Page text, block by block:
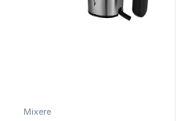
Mixere